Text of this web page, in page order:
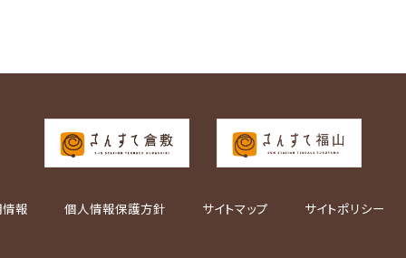
報 個人情報保護方針 サイトマップ サイトポリシー